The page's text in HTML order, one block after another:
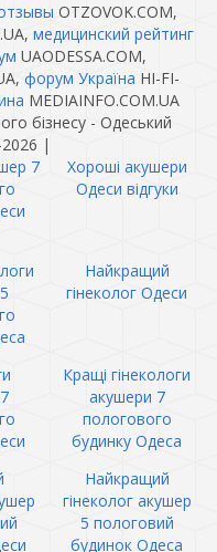
OTZOVOK.COM,
медицинский рейтинг
UAODESSA.COM,
форум Україна HI-FI-
MEDIAINFO.COM.UA
бізнесу - Одеський
|
7
Хороші акушери
Одеси відгуки
Найкращий
гінеколог Одеси
Кращі гінекологи
акушери 7
пологового
будинку Одеса
Найкращий
гінеколог акушер
5 пологовий
будинок Одеса